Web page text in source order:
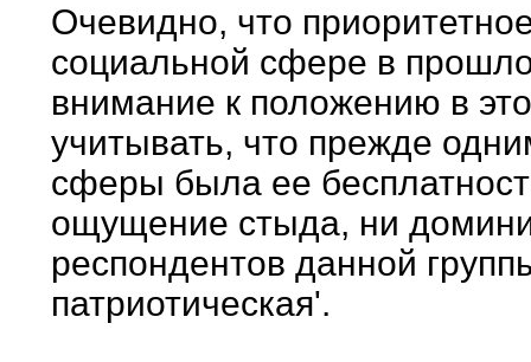
Очевидно, что
социальной сфере в
внимание к положению в
учитывать, что прежде
сферы была ее
ощущение стыда, ни
респондентов данной
патриотическая'.